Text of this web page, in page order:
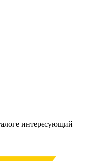
интересующий